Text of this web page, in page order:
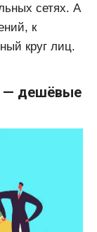
сетях. А
к
круг лиц.
— дешёвые